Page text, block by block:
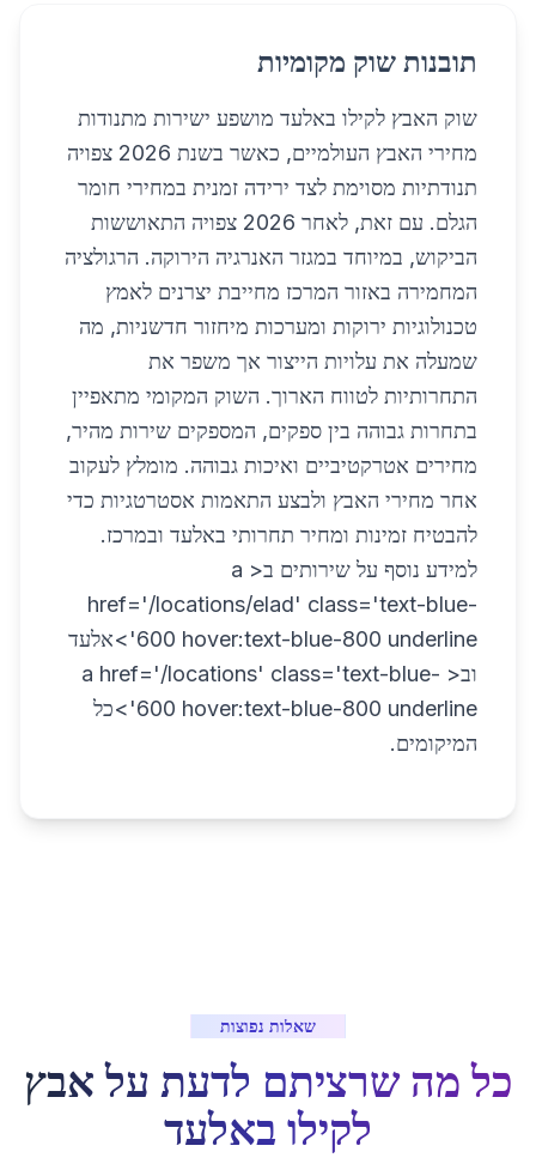
תובנות שוק מקומיות
שוק האבץ לקילו באלעד מושפע ישירות מתנודות
מחירי האבץ העולמיים, כאשר בשנת 2026 צפויה
תנודתיות מסוימת לצד ירידה זמנית במחירי חומר
הגלם. עם זאת, לאחר 2026 צפויה התאוששות
הביקוש, במיוחד במגזר האנרגיה הירוקה. הרגולציה
המחמירה באזור המרכז מחייבת יצרנים לאמץ
טכנולוגיות ירוקות ומערכות מיחזור חדשניות, מה
שמעלה את עלויות הייצור אך משפר את
התחרותיות לטווח הארוך. השוק המקומי מתאפיין
בתחרות גבוהה בין ספקים, המספקים שירות מהיר,
מחירים אטרקטיביים ואיכות גבוהה. מומלץ לעקוב
אחר מחירי האבץ ולבצע התאמות אסטרטגיות כדי
להבטיח זמינות ומחיר תחרותי באלעד ובמרכז.
למידע נוסף על שירותים ב< a
href='/locations/elad' class='text-blue-
600 hover:text-blue-800 underline'>אלעד
וב< a href='/locations' class='text-blue-
600 hover:text-blue-800 underline'>כל
המיקומים.
שאלות נפוצות
כל מה שרציתם לדעת על אבץ
לקילו באלעד